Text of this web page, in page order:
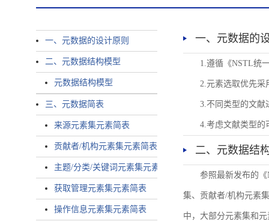
一、元数据的设计原则
二、元数据结构模型
元数据结构模型
三、元数据简表
来源元素集元素简表
贡献者/机构元素集元素简表
主题/分类/关键词元素集元素简表
获取管理元素集元素简表
操作信息元素集元素简表
一、元数据的
1.遵循《NSTL统
2.元素选取优先采
3.不同类型的文献
4.考虑文献类型的
二、元数据结
参照最新发布的
集、贡献者/机构元素
中，大部分元素集和